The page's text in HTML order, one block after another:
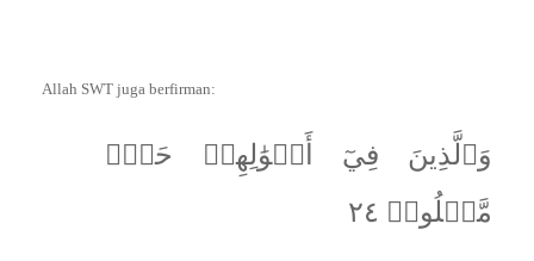
Allah SWT juga berfirman:
وَٱلَّذِينَ فِيٓ أَمۡوَٰلِهِمۡ حَقّٞ
مَّعۡلُومٞ ٢٤